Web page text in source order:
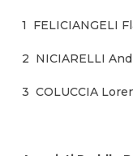
1 FELICIANGELI
2 NICIARELLI
3 COLUCCIA